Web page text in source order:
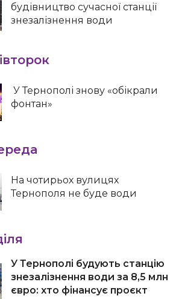
будівництво сучасної станції
знезалізнення води
У Тернополі знову «обікрали
фонтан»
На чотирьох вулицях
Тернополя не буде води
У Тернополі будують станцію
знезалізнення води за 8,5 млн
євро: хто фінансує проєкт